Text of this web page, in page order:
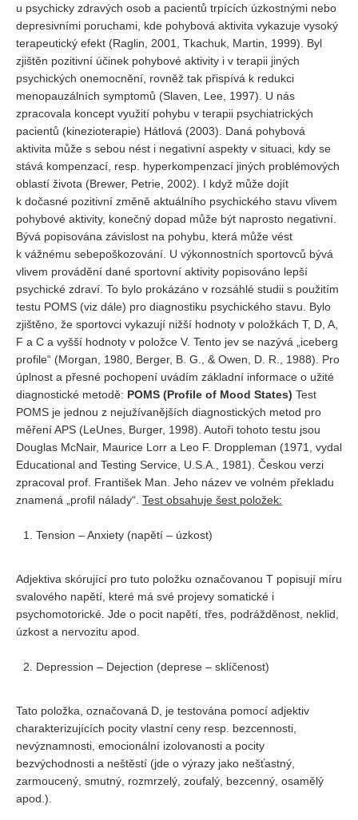
u psychicky zdravých osob a pacientů trpících úzkostnými nebo
depresivními poruchami, kde pohybová aktivita vykazuje vysoký
terapeutický efekt (Raglin, 2001, Tkachuk, Martin, 1999). Byl
zjištěn pozitivní účinek pohybové aktivity i v terapii jiných
psychických onemocnění, rovněž tak přispívá k redukci
menopauzálních symptomů (Slaven, Lee, 1997). U nás
zpracovala koncept využití pohybu v terapii psychiatrických
pacientů (kinezioterapie) Hátlová (2003). Daná pohybová
aktivita může s sebou nést i negativní aspekty v situaci, kdy se
stává kompenzací, resp. hyperkompenzací jiných problémových
oblastí života (Brewer, Petrie, 2002). I když může dojít
k dočasné pozitivní změně aktuálního psychického stavu vlivem
pohybové aktivity, konečný dopad může být naprosto negativní.
Bývá popisována závislost na pohybu, která může vést
k vážnému sebepoškozování. U výkonnostních sportovců bývá
vlivem provádění dané sportovní aktivity popisováno lepší
psychické zdraví. To bylo prokázáno v rozsáhlé studii s použitím
testu POMS (viz dále) pro diagnostiku psychického stavu. Bylo
zjištěno, že sportovci vykazují nižší hodnoty v položkách T, D, A,
F a C a vyšší hodnoty v položce V. Tento jev se nazývá „iceberg
profile“ (Morgan, 1980, Berger, B. G., & Owen, D. R., 1988). Pro
úplnost a přesné pochopení uvádím základní informace o užité
diagnostické metodě: POMS (Profile of Mood States) Test
POMS je jednou z nejužívanějších diagnostických metod pro
měření APS (LeUnes, Burger, 1998). Autoři tohoto testu jsou
Douglas McNair, Maurice Lorr a Leo F. Droppleman (1971, vydal
Educational and Testing Service, U.S.A., 1981). Českou verzi
zpracoval prof. František Man. Jeho název ve volném překladu
znamená „profil nálady“. Test obsahuje šest položek:
Tension – Anxiety (napětí – úzkost)
Adjektiva skórující pro tuto položku označovanou T popisují míru
svalového napětí, které má své projevy somatické i
psychomotorické. Jde o pocit napětí, třes, podrážděnost, neklid,
úzkost a nervozitu apod.
Depression – Dejection (deprese – sklíčenost)
Tato položka, označovaná D, je testována pomocí adjektiv
charakterizujících pocity vlastní ceny resp. bezcennosti,
nevýznamnosti, emocionální izolovanosti a pocity
bezvýchodnosti a neštěstí (jde o výrazy jako nešťastný,
zarmoucený, smutný, rozmrzelý, zoufalý, bezcenný, osamělý
apod.).